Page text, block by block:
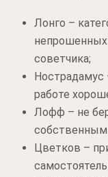
Лонго –
непрошенных
советчика;
работе
Лофф – не
Цветков –